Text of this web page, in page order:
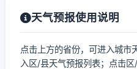
天气预报使用说明
点击上方的省份，可进入城市
入区/县天气预报列表；点击